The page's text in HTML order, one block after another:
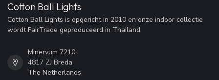
Cotton Ball Lights
Cotton Ball Lights is opgericht in 2010 en onze indoor collectie
wordt FairTrade geproduceerd in Thailand
Minervum 7210
4817 ZJ Breda
The Netherlands